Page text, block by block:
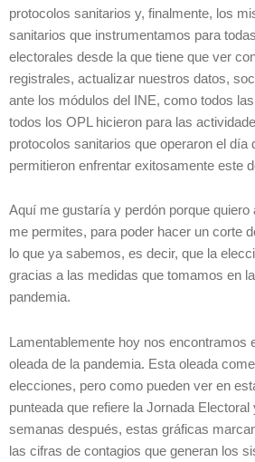
protocolos sanitarios y, finalmente, los
sanitarios que instrumentamos para
electorales desde la que tiene que ver
registrales, actualizar nuestros datos,
ante los módulos del INE, como todos
todos los OPL hicieron para las
protocolos sanitarios que operaron el día
permitieron enfrentar exitosamente este
Aquí me gustaría y perdón porque
me permites, para poder hacer un corte
lo que ya sabemos, es decir, que la
gracias a las medidas que tomamos en
pandemia.
Lamentablemente hoy nos encontramos
oleada de la pandemia. Esta oleada
elecciones, pero como pueden ver en
punteada que refiere la Jornada
semanas después, estas gráficas
las cifras de contagios que generan los